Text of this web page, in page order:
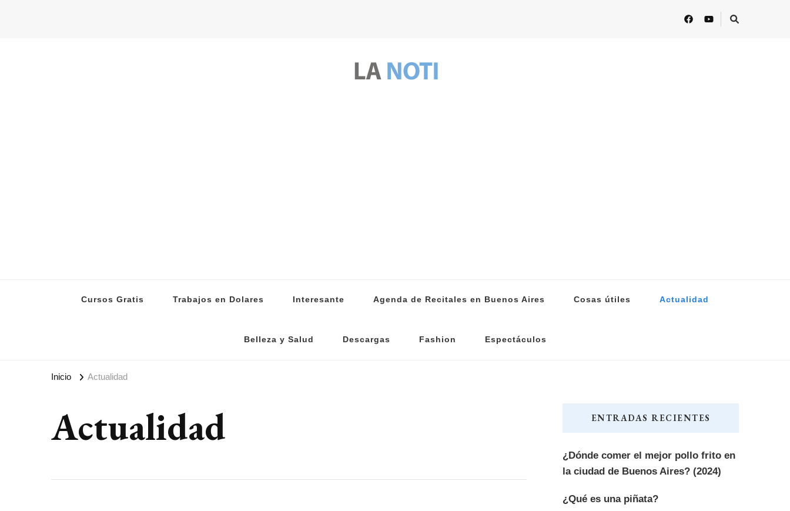
Cursos Gratis Trabajos en Dolares Interesante Agenda de Recitales en Buenos Aires Cosas útiles Actualidad
Belleza y Salud Descargas Fashion Espectáculos
Inicio Actualidad
Actualidad ENTRADAS RECIENTES
¿Dónde comer el mejor pollo frito en
la ciudad de Buenos Aires? (2024)
¿Qué es una piñata?